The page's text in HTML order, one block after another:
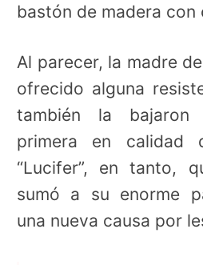
bastón de madera con
Al parecer, la madre
ofrecido alguna
también la
primera en calidad
“Lucifer”, en tanto,
sumó a su enorme
una nueva causa por